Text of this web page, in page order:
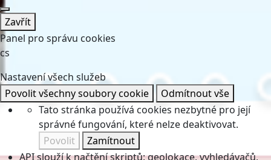
Zavřít
Panel pro správu cookies
cs
Nastavení všech služeb
Povolit všechny soubory cookie
Odmítnout vše
Tato stránka používá cookies nezbytné pro její
správné fungování, které nelze deaktivovat.
Povolit
Zamítnout
API slouží k načtění skriptů: geolokace, vyhledávačů,